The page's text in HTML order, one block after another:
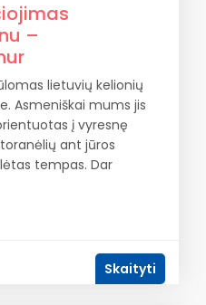
–
lietuvių kelionių
Asmeniškai mums jis
į vyresnę
ant jūros
tempas. Dar
Skaityti